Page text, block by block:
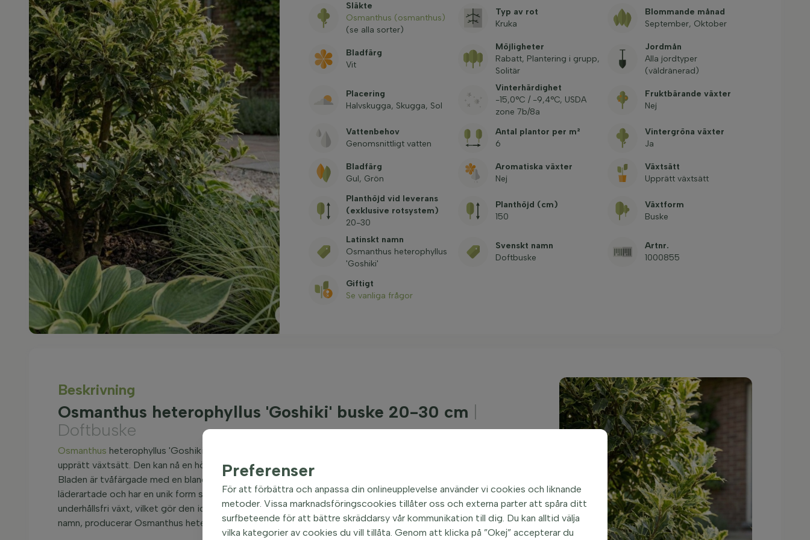
Släkte
Osmanthus (osmanthus)
(se alla sorter)
Typ av rot
Kruka
Blommande månad
September, Oktober
Bladfärg
Vit
Möjligheter
Rabatt, Plantering i grupp,
Solitär
Jordmån
Alla jordtyper
(väldränerad)
Placering
Halvskugga, Skugga, Sol
Vinterhärdighet
-15,0°C / -9,4°C, USDA
zone 7b/8a
Fruktbärande växter
Nej
Vattenbehov
Genomsnittligt vatten
Antal plantor per m²
6
Vintergröna växter
Ja
Bladfärg
Gul, Grön
Aromatiska växter
Nej
Växtsätt
Upprätt växtsätt
Planthöjd vid leverans
(exklusive rotsystem)
20-30
Planthöjd (cm)
150
Växtform
Buske
Latinskt namn
Osmanthus heterophyllus
'Goshiki'
Svenskt namn
Doftbuske
Artnr.
1000855
Giftigt
Se vanliga frågor
Beskrivning
Osmanthus heterophyllus 'Goshiki' buske 20-30 cm
Doftbuske
Osmanthus heterophyllus 'Goshiki', känd som Doftbuske i Sverige, är en vintergrön buske med ett
upprätt växtsätt. Den kan nå en höjd av cirka 150 cm och har en bredd som ofta är något mindre.
Bladen är tvåfärgade med en blandning av gult och grönt, vilket ger ett dekorativt utseende. Bladen är
läderartade och har en unik form som bidrar till buskens attraktionskraft. Doftbuske är en lättskött och
underhållsfri växt, vilket gör den idealisk för både soliga och skuggiga platser i trädgården. Trots sitt
namn, producerar Osmanthus heterophyllus 'Goshiki' inga doftande blommor eller frukter.
Preferenser
För att förbättra och anpassa din onlineupplevelse använder vi cookies och liknande
metoder. Vissa marknadsföringscookies tillåter oss och externa parter att spåra ditt
surfbeteende för att bättre skräddarsy vår kommunikation till dig. Du kan alltid välja
vilka kategorier av cookies du vill tillåta. Genom att klicka på ”Okej” accepterar du